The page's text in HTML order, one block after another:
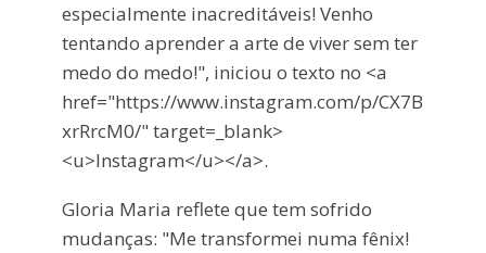
especialmente inacreditáveis! Venho
tentando aprender a arte de viver sem ter
medo do medo!", iniciou o texto no <a
href="https://www.instagram.com/p/CX7B
xrRrcM0/" target=_blank>
<u>Instagram</u></a>.
Gloria Maria reflete que tem sofrido
mudanças: "Me transformei numa fênix!